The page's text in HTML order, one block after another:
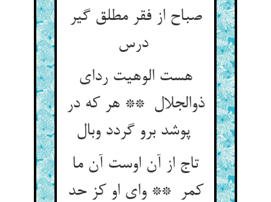
صباح از فقر مطلق گیر
درس
هست الوهیت ردای
ذوالجلال ** هر که در
پوشد برو گردد وبال
تاج از آن اوست آن ما
کمر ** وای او کز حد